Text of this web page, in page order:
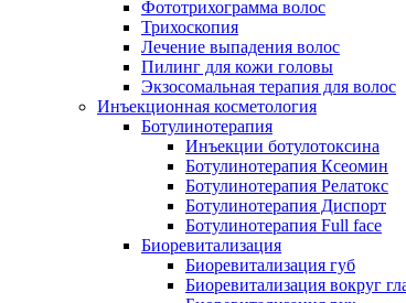
Фототрихограмма волос
Трихоскопия
Лечение выпадения волос
Пилинг для кожи головы
Экзосомальная терапия для волос
Инъекционная косметология
Ботулинотерапия
Инъекции ботулотоксина
Ботулинотерапия Ксеомин
Ботулинотерапия Релатокс
Ботулинотерапия Диспорт
Ботулинотерапия Full face
Биоревитализация
Биоревитализация губ
Биоревитализация вокруг